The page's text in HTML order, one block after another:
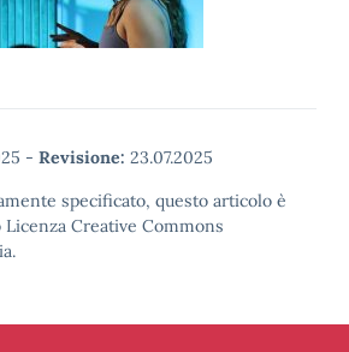
- Revisione: 23.07.2025
specificato, questo articolo è
Creative Commons